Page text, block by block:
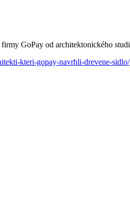
kteri-gopay-navrhli-drevene-sidlo/